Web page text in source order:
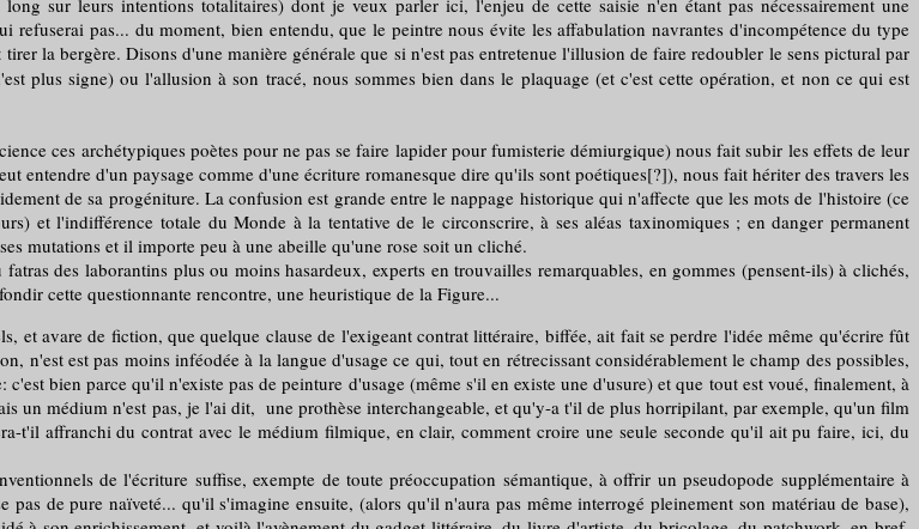
sur leurs intentions totalitaires) dont je veux parler ici, l'enjeu de cette saisie n'en étant pas nécessairement une
pas... du moment, bien entendu, que le peintre nous évite les affabulation navrantes d'incompétence du type
la bergère. Disons d'une manière générale que si n'est pas entretenue l'illusion de faire redoubler le sens pictural par
signe) ou l'allusion à son tracé, nous sommes bien dans le plaquage (et c'est cette opération, et non ce qui est
archétypiques poètes pour ne pas se faire lapider pour fumisterie démiurgique) nous fait subir les effets de leur
entendre d'un paysage comme d'une écriture romanesque dire qu'ils sont poétiques[?]), nous fait hériter des travers les
de sa progéniture. La confusion est grande entre le nappage historique qui n'affecte que les mots de l'histoire (ce
et l'indifférence totale du Monde à la tentative de le circonscrire, à ses aléas taxinomiques ; en danger permanent
mutations et il importe peu à une abeille qu'une rose soit un cliché.
des laborantins plus ou moins hasardeux, experts en trouvailles remarquables, en gommes (pensent-ils) à clichés,
cette questionnante rencontre, une heuristique de la Figure...
et avare de fiction, que quelque clause de l'exigeant contrat littéraire, biffée, ait fait se perdre l'idée même qu'écrire fût
n'est est pas moins inféodée à la langue d'usage ce qui, tout en rétrecissant considérablement le champ des possibles,
bien parce qu'il n'existe pas de peinture d'usage (même s'il en existe une d'usure) et que tout est voué, finalement, à
un médium n'est pas, je l'ai dit, une prothèse interchangeable, et qu'y-a t'il de plus horripilant, par exemple, qu'un film
t'il affranchi du contrat avec le médium filmique, en clair, comment croire une seule seconde qu'il ait pu faire, ici, du
de l'écriture suffise, exempte de toute préoccupation sémantique, à offrir un pseudopode supplémentaire à
de pure naïveté... qu'il s'imagine ensuite, (alors qu'il n'aura pas même interrogé pleinement son matériau de base),